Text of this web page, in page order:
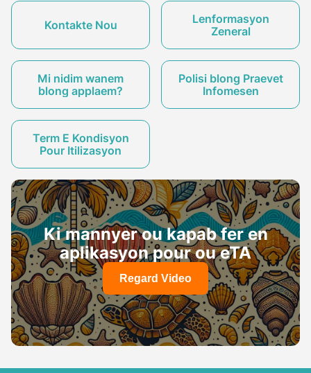
Kontakte Nou
Lenformasyon
Zeneral
Mi nidim wanem
blong applaem?
Polisi blong Praevet
Infomesen
Term E Kondisyon
Pour Itilizasyon
Ki mannyer ou kapab fer en
aplikasyon pour ou eTA
Regard Video